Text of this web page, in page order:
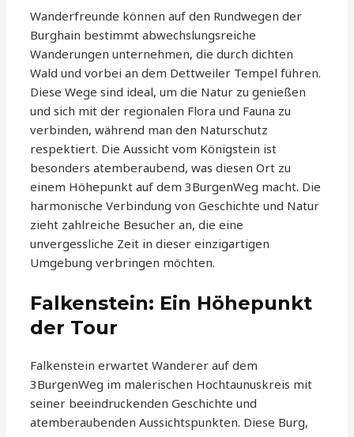
Wanderfreunde können auf den Rundwegen der
Burghain bestimmt abwechslungsreiche
Wanderungen unternehmen, die durch dichten
Wald und vorbei an dem Dettweiler Tempel führen.
Diese Wege sind ideal, um die Natur zu genießen
und sich mit der regionalen Flora und Fauna zu
verbinden, während man den Naturschutz
respektiert. Die Aussicht vom Königstein ist
besonders atemberaubend, was diesen Ort zu
einem Höhepunkt auf dem 3BurgenWeg macht. Die
harmonische Verbindung von Geschichte und Natur
zieht zahlreiche Besucher an, die eine
unvergessliche Zeit in dieser einzigartigen
Umgebung verbringen möchten.
Falkenstein: Ein Höhepunkt
der Tour
Falkenstein erwartet Wanderer auf dem
3BurgenWeg im malerischen Hochtaunuskreis mit
seiner beeindruckenden Geschichte und
atemberaubenden Aussichtspunkten. Diese Burg,